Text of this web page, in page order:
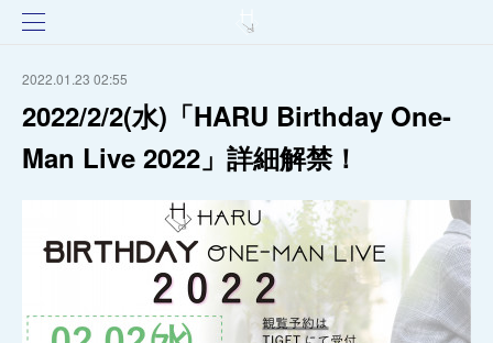
2022.01.23 02:55
2022/2/2(水)「HARU Birthday One-
Man Live 2022」詳細解禁！